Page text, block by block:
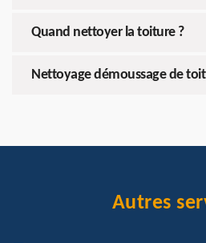
Quand nettoyer la toiture ?
Nettoyage démoussage de
Autres